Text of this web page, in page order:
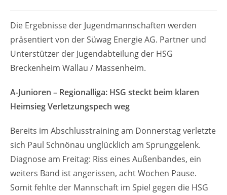
Die Ergebnisse der Jugendmannschaften werden
präsentiert von der Süwag Energie AG. Partner und
Unterstützer der Jugendabteilung der HSG
Breckenheim Wallau / Massenheim.
A-Junioren – Regionalliga: HSG steckt beim klaren
Heimsieg Verletzungspech weg
Bereits im Abschlusstraining am Donnerstag verletzte
sich Paul Schnönau unglücklich am Sprunggelenk.
Diagnose am Freitag: Riss eines Außenbandes, ein
weiters Band ist angerissen, acht Wochen Pause.
Somit fehlte der Mannschaft im Spiel gegen die HSG